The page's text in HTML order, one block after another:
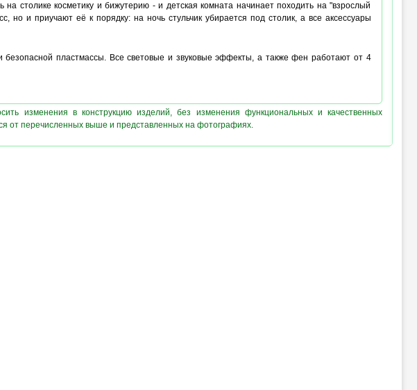
столике косметику и бижутерию - и детская комната начинает походить на "взрослый
но и приучают её к порядку: на ночь стульчик убирается под столик, а все аксессуары
безопасной пластмассы. Все световые и звуковые эффекты, а также фен работают от 4
изменения в конструкцию изделий, без изменения функциональных и качественных
от перечисленных выше и представленных на фотографиях.